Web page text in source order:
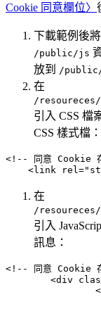
Cookie 同意欄位〉
下載範例後將
/public/js
放到 /
在
/
引入 CSS 檔
CSS 樣式檔：
<!-- 同意 Cookie
在
/
引入
訊息：
<!-- 同意 Cookie